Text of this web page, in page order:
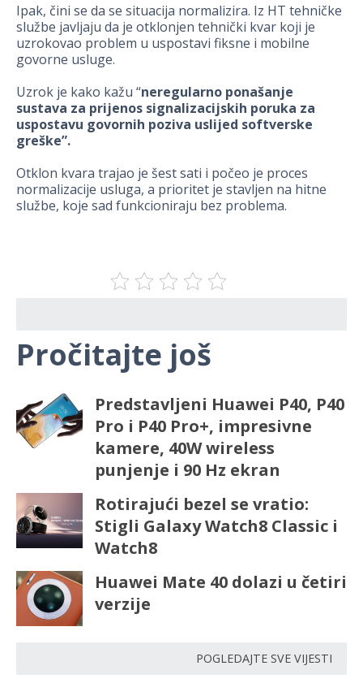
Ipak, čini se da se situacija normalizira. Iz HT tehničke
službe javljaju da je otklonjen tehnički kvar koji je
uzrokovao problem u uspostavi fiksne i mobilne
govorne usluge.
Uzrok je kako kažu “neregularno ponašanje
sustava za prijenos signalizacijskih poruka za
uspostavu govornih poziva uslijed softverske
greške”.
Otklon kvara trajao je šest sati i počeo je proces
normalizacije usluga, a prioritet je stavljen na hitne
službe, koje sad funkcioniraju bez problema.
Pročitajte još
Predstavljeni Huawei P40, P40
Pro i P40 Pro+, impresivne
kamere, 40W wireless
punjenje i 90 Hz ekran
Rotirajući bezel se vratio:
Stigli Galaxy Watch8 Classic i
Watch8
Huawei Mate 40 dolazi u četiri
verzije
POGLEDAJTE SVE VIJESTI